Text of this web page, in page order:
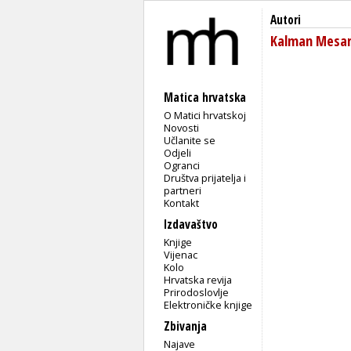
Matica hrvatska
O Matici hrvatskoj
Novosti
Učlanite se
Odjeli
Ogranci
Društva prijatelja i
partneri
Kontakt
Izdavaštvo
Knjige
Vijenac
Kolo
Hrvatska revija
Prirodoslovlje
Elektroničke knjige
Zbivanja
Najave
Autori
Kalman